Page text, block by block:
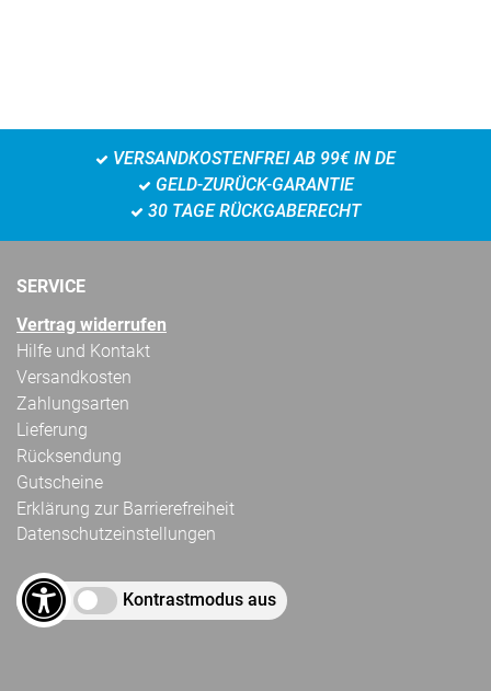
VERSANDKOSTENFREI AB 99€ IN DE
GELD-ZURÜCK-GARANTIE
30 TAGE RÜCKGABERECHT
SERVICE
Vertrag widerrufen
Hilfe und Kontakt
Versandkosten
Zahlungsarten
Lieferung
Rücksendung
Gutscheine
Erklärung zur Barrierefreiheit
Datenschutzeinstellungen
Kontrastmodus aus